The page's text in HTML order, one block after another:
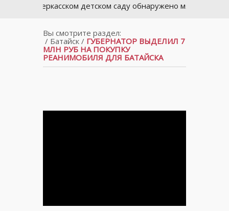
детском саду обнаружено мясо без
Вы смотрите раздел:
/ Батайск / ГУБЕРНАТОР ВЫДЕЛИЛ 7
МЛН РУБ НА ПОКУПКУ
РЕАНИМОБИЛЯ ДЛЯ БАТАЙСКА